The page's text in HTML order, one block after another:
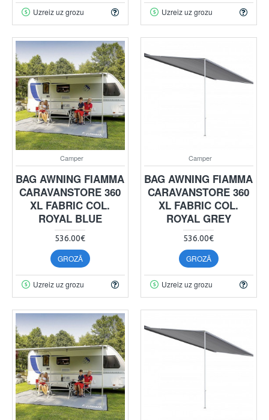
Uzreiz uz grozu Uzreiz uz grozu
Camper
BAG AWNING FIAMMA
CARAVANSTORE 360
XL FABRIC COL.
ROYAL BLUE
536.00€
GROZĀ
Uzreiz uz grozu
Camper
BAG AWNING FIAMMA
CARAVANSTORE 360
XL FABRIC COL.
ROYAL GREY
536.00€
GROZĀ
Uzreiz uz grozu